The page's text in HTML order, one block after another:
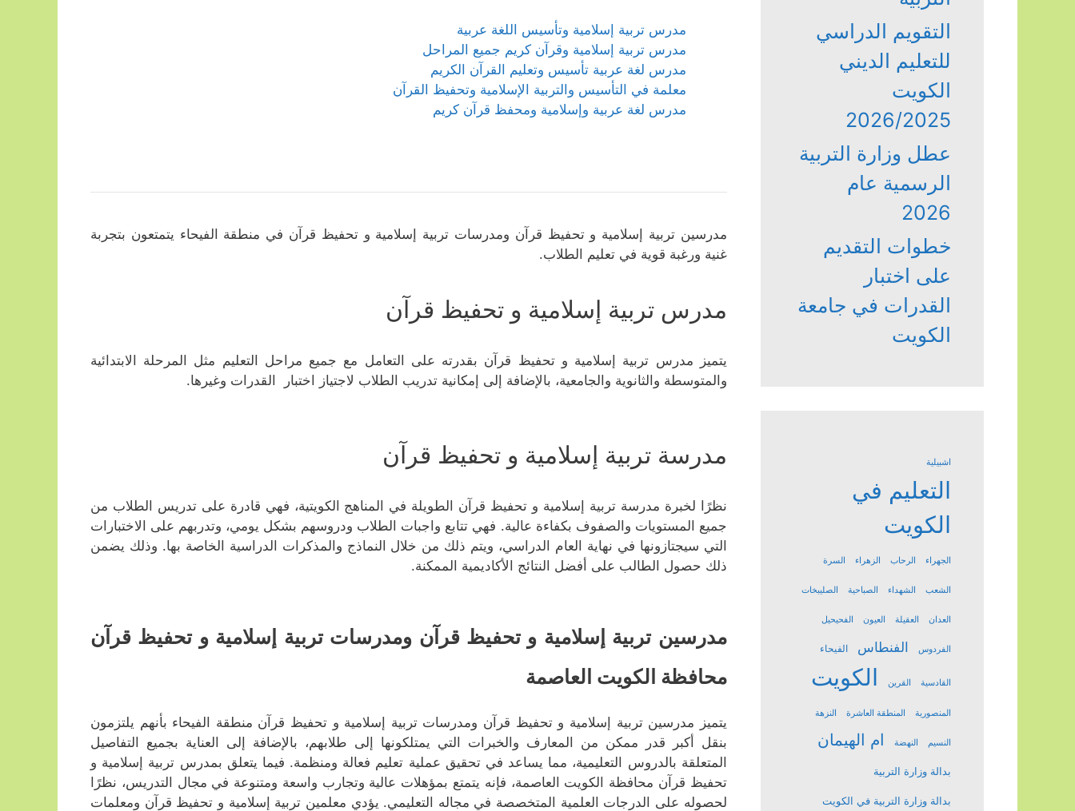
مدرس تربية إسلامية وتأسيس اللغة عربية
مدرس تربية إسلامية وقرآن كريم جميع المراحل
مدرس لغة عربية تأسيس وتعليم القرآن الكريم
معلمة في التأسيس والتربية الإسلامية وتحفيظ القرآن
مدرس لغة عربية وإسلامية ومحفظ قرآن كريم
مدرسين تربية إسلامية و تحفيظ قرآن ومدرسات تربية إسلامية و تحفيظ قرآن في منطقة الفيحاء يتمتعون بتجربة
غنية ورغبة قوية في تعليم الطلاب.
مدرس تربية إسلامية و تحفيظ قرآن
يتميز مدرس تربية إسلامية و تحفيظ قرآن بقدرته على التعامل مع جميع مراحل التعليم مثل المرحلة الابتدائية
والمتوسطة والثانوية والجامعية، بالإضافة إلى إمكانية تدريب الطلاب لاجتياز اختبار القدرات وغيرها.
مدرسة تربية إسلامية و تحفيظ قرآن
نظرًا لخبرة مدرسة تربية إسلامية و تحفيظ قرآن الطويلة في المناهج الكويتية، فهي قادرة على تدريس الطلاب من
جميع المستويات والصفوف بكفاءة عالية. فهي تتابع واجبات الطلاب ودروسهم بشكل يومي، وتدربهم على الاختبارات
التي سيجتازونها في نهاية العام الدراسي، ويتم ذلك من خلال النماذج والمذكرات الدراسية الخاصة بها. وذلك يضمن
ذلك حصول الطالب على أفضل النتائج الأكاديمية الممكنة.
مدرسين تربية إسلامية و تحفيظ قرآن ومدرسات تربية إسلامية و تحفيظ قرآن
محافظة الكويت العاصمة
يتميز مدرسين تربية إسلامية و تحفيظ قرآن ومدرسات تربية إسلامية و تحفيظ قرآن منطقة الفيحاء بأنهم يلتزمون
بنقل أكبر قدر ممكن من المعارف والخبرات التي يمتلكونها إلى طلابهم، بالإضافة إلى العناية بجميع التفاصيل
المتعلقة بالدروس التعليمية، مما يساعد في تحقيق عملية تعليم فعالة ومنظمة. فيما يتعلق بمدرس تربية إسلامية و
تحفيظ قرآن محافظة الكويت العاصمة، فإنه يتمتع بمؤهلات عالية وتجارب واسعة ومتنوعة في مجال التدريس، نظرًا
لحصوله على الدرجات العلمية المتخصصة في مجاله التعليمي. يؤدي معلمين تربية إسلامية و تحفيظ قرآن ومعلمات
التقويم الدراسي
للتعليم الديني
الكويت
2026/2025
عطل وزارة التربية
الرسمية عام
2026
خطوات التقديم
على اختبار
القدرات في جامعة
الكويت
اشبيلية
التعليم في
الكويت
الجهراء الرحاب الزهراء السرة
الشعب الشهداء الصباحية الصليبخات
العدان العقيلة العيون الفحيحيل
الفردوس الفنطاس الفيحاء
القادسية القرين الكويت
المنصورية المنطقة العاشرة النزهة
النسيم النهضة ام الهيمان
بدالة وزارة التربية
بدالة وزارة التربية في الكويت